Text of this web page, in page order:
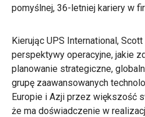
pomyślnej, 36-letniej kariery w
Kierując UPS International,
perspektywy operacyjne, jakie
planowanie strategiczne,
grupę zaawansowanych
Europie i Azji przez większość
że ma doświadczenie w